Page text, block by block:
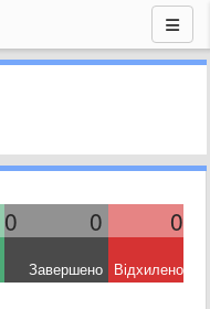
0 0 0
Завершено Відхилено